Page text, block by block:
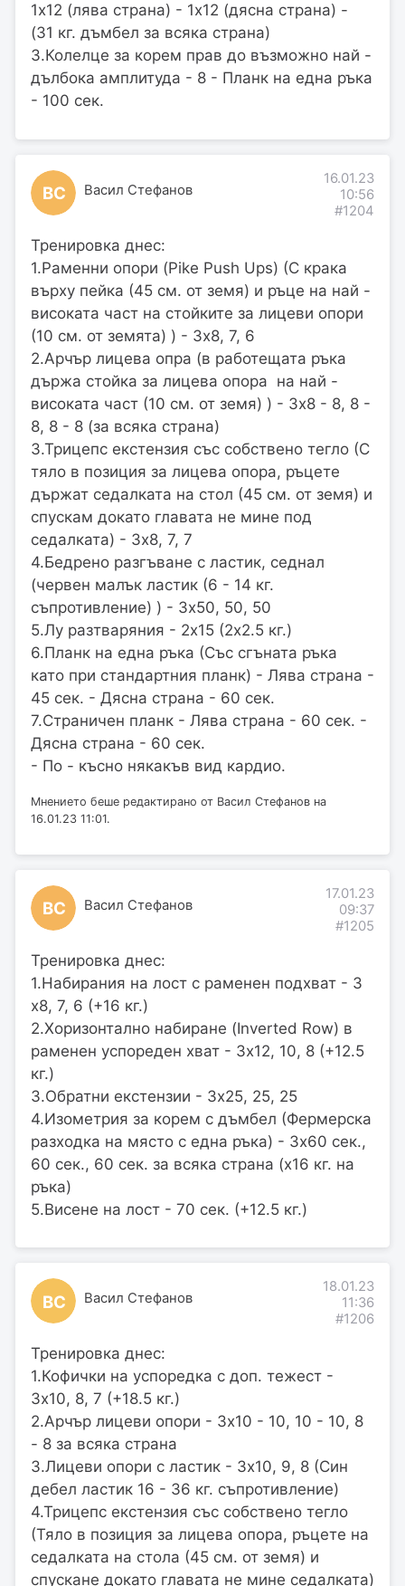
1х12 (лява страна) - 1х12 (дясна страна) -
(31 кг. дъмбел за всяка страна)
3.Колелце за корем прав до възможно най -
дълбока амплитуда - 8 - Планк на една ръка
- 100 сек.
ВС Васил Стефанов
16.01.23
10:56
#1204
Тренировка днес:
1.Раменни опори (Pike Push Ups) (С крака
върху пейка (45 см. от земя) и ръце на най -
високата част на стойките за лицеви опори
(10 см. от земята) ) - 3х8, 7, 6
2.Арчър лицева опра (в работещата ръка
държа стойка за лицева опора на най -
високата част (10 см. от земя) ) - 3х8 - 8, 8 -
8, 8 - 8 (за всяка страна)
3.Трицепс екстензия със собствено тегло (С
тяло в позиция за лицева опора, ръцете
държат седалката на стол (45 см. от земя) и
спускам докато главата не мине под
седалката) - 3х8, 7, 7
4.Бедрено разгъване с ластик, седнал
(червен малък ластик (6 - 14 кг.
съпротивление) ) - 3х50, 50, 50
5.Лу разтваряния - 2х15 (2х2.5 кг.)
6.Планк на една ръка (Със сгъната ръка
като при стандартния планк) - Лява страна -
45 сек. - Дясна страна - 60 сек.
7.Страничен планк - Лява страна - 60 сек. -
Дясна страна - 60 сек.
- По - късно някакъв вид кардио.
Мнението беше редактирано от Васил Стефанов на
16.01.23 11:01.
ВС Васил Стефанов
17.01.23
09:37
#1205
Тренировка днес:
1.Набирания на лост с раменен подхват - 3
х8, 7, 6 (+16 кг.)
2.Хоризонтално набиране (Inverted Row) в
раменен успореден хват - 3х12, 10, 8 (+12.5
кг.)
3.Обратни екстензии - 3х25, 25, 25
4.Изометрия за корем с дъмбел (Фермерска
разходка на място с една ръка) - 3х60 сек.,
60 сек., 60 сек. за всяка страна (х16 кг. на
ръка)
5.Висене на лост - 70 сек. (+12.5 кг.)
ВС Васил Стефанов
18.01.23
11:36
#1206
Тренировка днес:
1.Кофички на успоредка с доп. тежест -
3х10, 8, 7 (+18.5 кг.)
2.Арчър лицеви опори - 3х10 - 10, 10 - 10, 8
- 8 за всяка страна
3.Лицеви опори с ластик - 3х10, 9, 8 (Син
дебел ластик 16 - 36 кг. съпротивление)
4.Трицепс екстензия със собствено тегло
(Тяло в позиция за лицева опора, ръцете на
седалката на стола (45 см. от земя) и
спускане докато главата не мине седалката)